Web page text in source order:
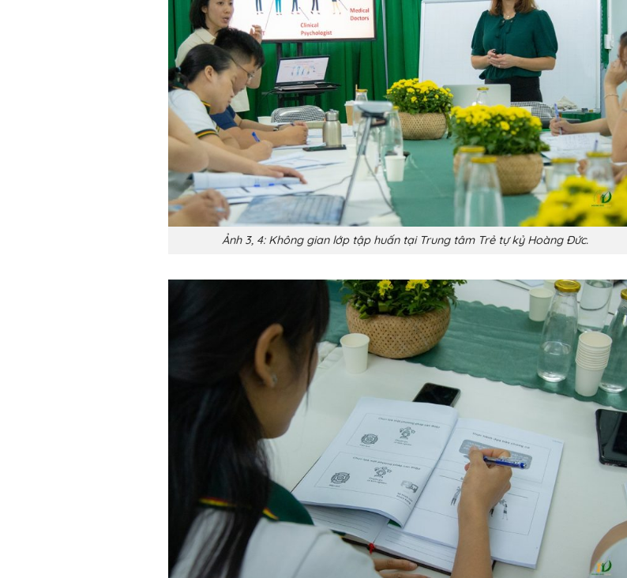
Ảnh 3, 4: Không gian lớp tập huấn tại Trung tâm Trẻ tự kỷ Hoàng Đức.